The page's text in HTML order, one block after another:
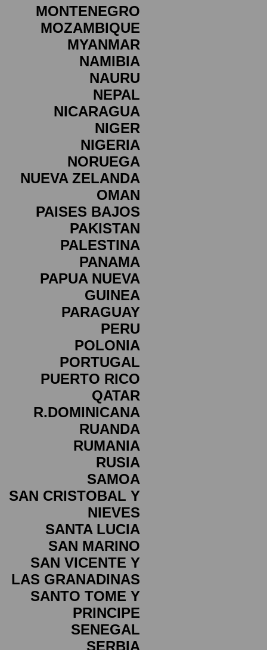
MONTENEGRO
MOZAMBIQUE
MYANMAR
NAMIBIA
NAURU
NEPAL
NICARAGUA
NIGER
NIGERIA
NORUEGA
NUEVA ZELANDA
OMAN
PAISES BAJOS
PAKISTAN
PALESTINA
PANAMA
PAPUA NUEVA
GUINEA
PARAGUAY
PERU
POLONIA
PORTUGAL
PUERTO RICO
QATAR
R.DOMINICANA
RUANDA
RUMANIA
RUSIA
SAMOA
SAN CRISTOBAL Y
NIEVES
SANTA LUCIA
SAN MARINO
SAN VICENTE Y
LAS GRANADINAS
SANTO TOME Y
PRINCIPE
SENEGAL
SERBIA